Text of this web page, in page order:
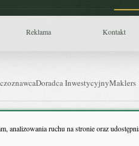
ruchu na stronie oraz
Reklama Kontakt
Doradca InwestycyjnyMaklers
Puls FarmacjiPit.pl